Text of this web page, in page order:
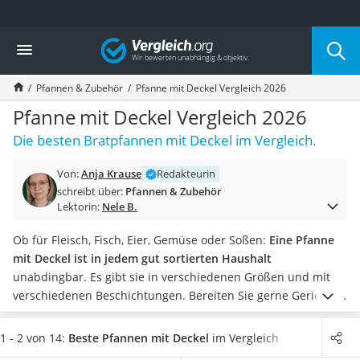
Die beliebtesten Vergleiche nach Kategorie
Haushalt
Wassersprudler
Zentralstaubsauger
Brotbackautomat
Wischroboter
Wäschespinne
Spülmaschinentabs
Akku-Staubsauger
AEG-Waschmaschine
Saug-Wisch-Roboter
Handstaubsauger
Milchaufschäumer
Kondenstrockner
Reiskocher
Vergleich
Pfannen & Zubehör Pfanne mit Deckel Vergleich 2026
Pfanne mit Deckel Vergleich 2026
Die besten Bratpfannen mit Deckel im Vergleich.
Von:Anja Krause
Redakteurin
schreibt über: Pfannen & Zubehör
Lektorin: Nele B.
Ob für Fleisch, Fisch, Eier, Gemüse oder Soßen: Eine Pfanne
mit Deckel ist in jedem gut sortierten Haushalt
unabdingbar. Es gibt sie in verschiedenen Größen und mit
verschiedenen Beschichtungen. Bereiten Sie gerne Gerichte
in viel Soße zu, sollten Sie ein besonderes Augenmerk auf
einen hohen Pfannenrand legen. Er sollte dann mindestens 5
1 - 2 von 14: Beste Pfannen mit Deckel im Vergleich